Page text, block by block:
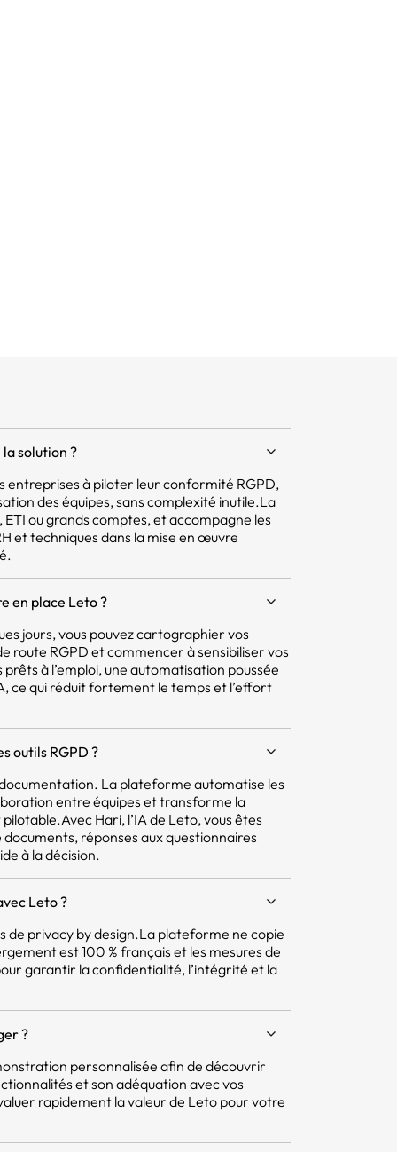
la solution ?
entreprises à piloter leur conformité RGPD,
des équipes, sans complexité inutile.La
ETI ou grands comptes, et accompagne les
et techniques dans la mise en œuvre
en place Leto ?
jours, vous pouvez cartographier vos
RGPD et commencer à sensibiliser vos
à l’emploi, une automatisation poussée
ce qui réduit fortement le temps et l’effort
outils RGPD ?
La plateforme automatise les
entre équipes et transforme la
Hari, l’IA de Leto, vous êtes
réponses aux questionnaires
à la décision.
Leto ?
de privacy by design.La plateforme ne copie
est 100 % français et les mesures de
garantir la confidentialité, l’intégrité et la
?
personnalisée afin de découvrir
et son adéquation avec vos
rapidement la valeur de Leto pour votre